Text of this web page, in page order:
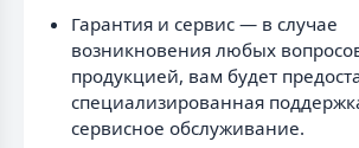
Гарантия и сервис — в случае
возникновения любых
продукцией, вам будет
специализированная
сервисное обслуживание.